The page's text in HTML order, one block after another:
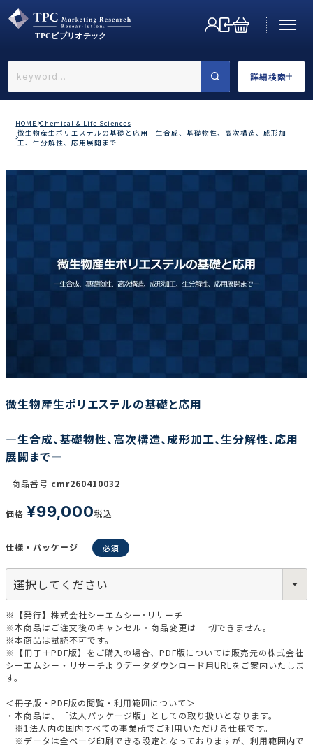
詳細検索
←戻る
カテゴリで選ぶ
調査の種類で選ぶ
HOME Chemical & Life Sciences
微生物産生ポリエステルの基礎と応用―生合成、基礎物性、高次構造、成形加
工、生分解性、応用展開まで―
微生物産生ポリエステルの基礎と応用
―生合成、基礎物性、高次構造、成形加工、生分解性、応用
展開まで―
商品番号 cmr260410032
価格 ¥99,000税込
仕様・パッケージ
※【発行】株式会社シーエムシー･リサーチ
※本商品はご注文後のキャンセル・商品変更は 一切できません。
※本商品は試読不可です。
※【冊子＋PDF版】をご購入の場合、PDF版については販売元の株式会社
シーエムシー・リサーチよりデータダウンロード用URLをご案内いたしま
す。
＜冊子版・PDF版の閲覧・利用範囲について＞
・本商品は、「法人パッケージ版」としての取り扱いとなります。
※1法人内の国内すべての事業所でご利用いただける仕様です。
※データは全ページ印刷できる設定となっておりますが、利用範囲内で